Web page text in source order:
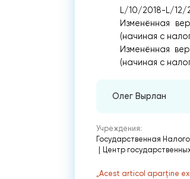
L/10/2018-L/12/
Изменённая
(начиная с
Изменённая
(начиная с
Олег Вырлан
Учреждения:
Государственная
| Центр
„Acest articol aparține